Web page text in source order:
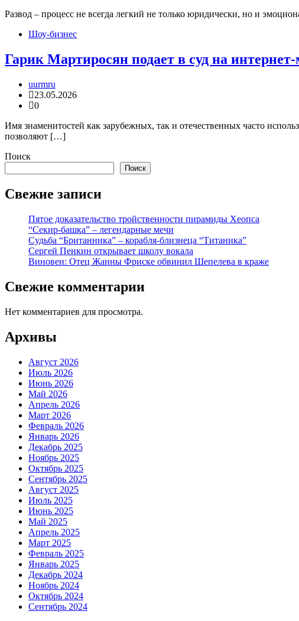
Развод – процесс не всегда легкий не только юридически, но и
Шоу-бизнес
Гарик Мартиросян подает в суд на
uurmru
23.05.2026
0
Имя знаменитостей как зарубежных, так и отечественных часто
позволяют […]
Поиск
Поиск
Свежие записи
Пятое доказательство тройственности пирамиды Хеопса
“Секир-башка” – легендарные мечи
Судьба “Британника” – корабля-близнеца “Титаника”
Сергей Пенкин открывает школу вокала
Виновен: Отец Жанны Фриске обвинил Шепелева в краже
Свежие комментарии
Нет комментариев для просмотра.
Архивы
Август 2026
Июль 2026
Июнь 2026
Май 2026
Апрель 2026
Март 2026
Февраль 2026
Январь 2026
Декабрь 2025
Ноябрь 2025
Октябрь 2025
Сентябрь 2025
Август 2025
Июль 2025
Июнь 2025
Май 2025
Апрель 2025
Март 2025
Февраль 2025
Январь 2025
Декабрь 2024
Ноябрь 2024
Октябрь 2024
Сентябрь 2024